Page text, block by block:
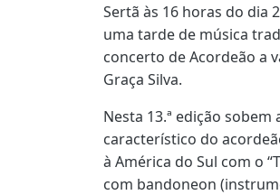
Sertã às 16 horas do dia
uma tarde de música
concerto de Acordeão a
Graça Silva.
Nesta 13.ª edição
característico do
à América do Sul com o
com bandoneon